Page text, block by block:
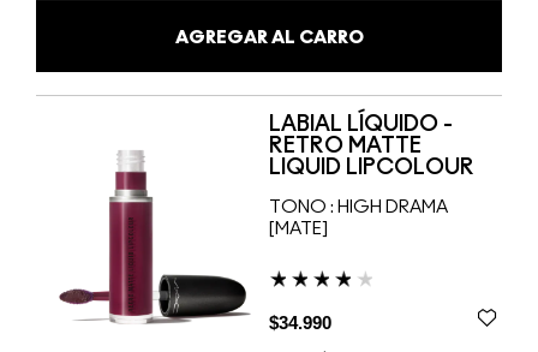
AGREGAR AL CARRO
LABIAL LÍQUIDO -
RETRO MATTE
LIQUID LIPCOLOUR
TONO : HIGH DRAMA
[MATE]
$34.990